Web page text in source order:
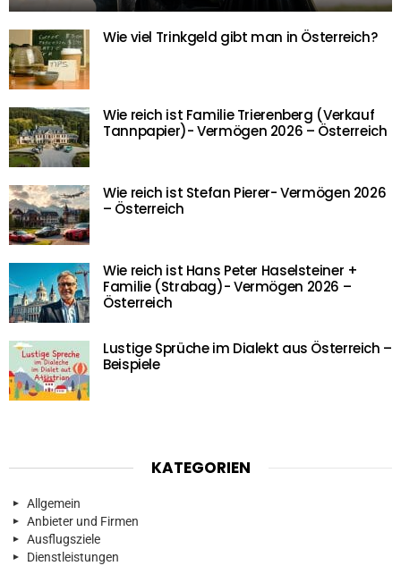
Wie viel Trinkgeld gibt man in Österreich?
Wie reich ist Familie Trierenberg (Verkauf
Tannpapier)- Vermögen 2026 – Österreich
Wie reich ist Stefan Pierer- Vermögen 2026
– Österreich
Wie reich ist Hans Peter Haselsteiner +
Familie (Strabag)- Vermögen 2026 –
Österreich
Lustige Sprüche im Dialekt aus Österreich –
Beispiele
KATEGORIEN
Allgemein
Anbieter und Firmen
Ausflugsziele
Dienstleistungen